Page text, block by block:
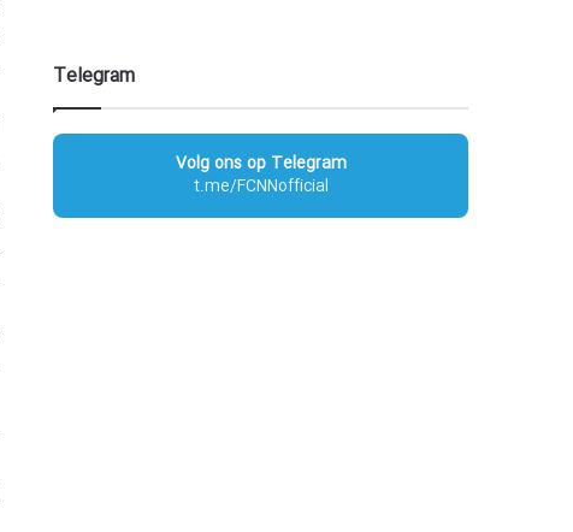
Telegram
Volg ons op Telegram
t.me/FCNNofficial